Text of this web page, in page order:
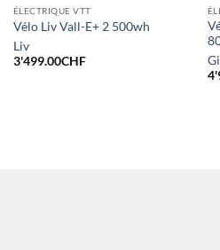
ÉLECTRIQUE VTT
Vélo Liv Vall-E+ 2 500wh
Liv
3'499.00CHF